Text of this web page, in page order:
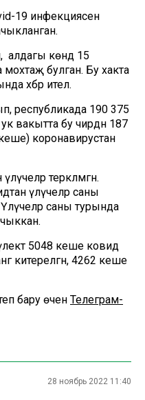
19 инфекциясен
ә алдагы көндә 15
мохтаҗ булган. Бу хакта
хәбәр ителә.
республикада 190 375
вакытта бу чирдән 187
кеше) коронавирустан
теркәлмәгән.
үлүчеләр саны
саны турында
5048 кеше ковид
китерелгән, 4262 кеше
бару өчен Телеграм-
28 ноябрь 2022 11:40